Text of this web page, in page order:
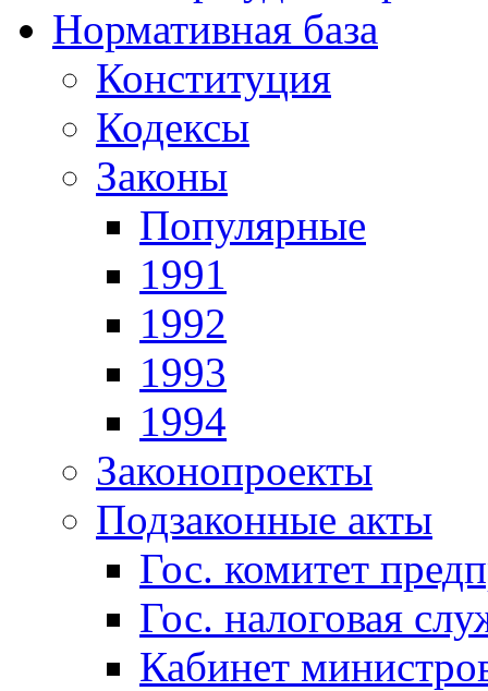
Нормативная база
Конституция
Кодексы
Законы
Популярные
1991
1992
1993
1994
Законопроекты
Подзаконные акты
Гос. комитет
Гос. налоговая
Кабинет